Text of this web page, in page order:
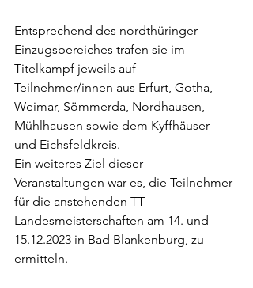
Entsprechend des nordthüringer
Einzugsbereiches trafen sie im
Titelkampf jeweils auf
Teilnehmer/innen aus Erfurt, Gotha,
Weimar, Sömmerda, Nordhausen,
Mühlhausen sowie dem Kyffhäuser-
und Eichsfeldkreis.
Ein weiteres Ziel dieser
Veranstaltungen war es, die Teilnehmer
für die anstehenden TT
Landesmeisterschaften am 14. und
15.12.2023 in Bad Blankenburg, zu
ermitteln.